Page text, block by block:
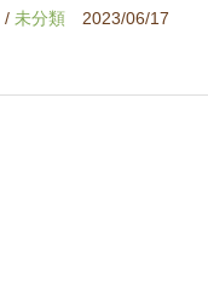
/ 未分類 2023/06/17